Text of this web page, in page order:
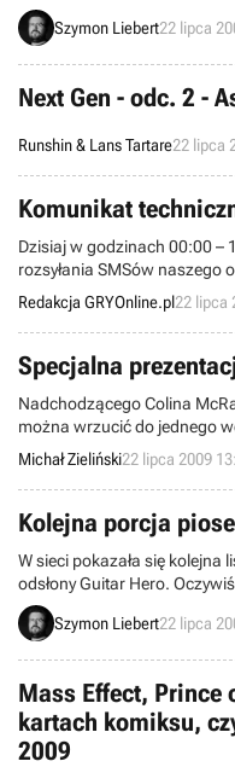
Wschodzie. Tymczasem
Azję, uwielbiającą przecież
Szymon Liebert22 lipca
Next Gen - odc. 2 -
Runshin & Lans Tartare22 lipca
Komunikat
Dzisiaj w godzinach 00:00 –
rozsyłania SMSów naszego
Czytelnicy, którzy w tych
mogli zamiast kodu
Redakcja GRYOnline.pl22 lipca
Specjalna
Nadchodzącego Colina
można wrzucić do jednego
wyścigami tego roku.
dopracowana fizyka i
miłośnika motoryzacji.
konsolowych), a tymczasem
filmów prosto z gry. Zapnijcie
Michał Zieliński22 lipca 2009
Kolejna porcja
W sieci pokazała się kolejna
odsłony Guitar Hero.
kompletne zestawienie
nie znamy wszystkich
Szymon Liebert22 lipca
Mass Effect, Prince
kartach komiksu,
2009